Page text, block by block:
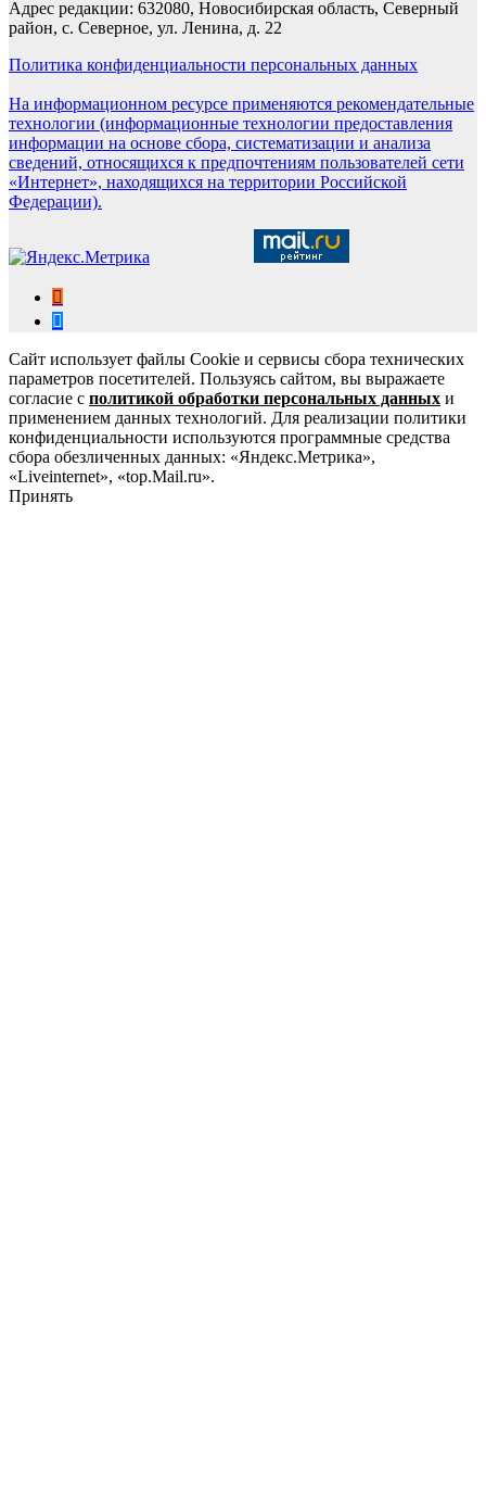
Адрес редакции: 632080, Новосибирская область, Северный
район, с. Северное, ул. Ленина, д. 22
Политика конфиденциальности персональных данных
На информационном ресурсе применяются рекомендательные
технологии (информационные технологии предоставления
информации на основе сбора, систематизации и анализа
сведений, относящихся к предпочтениям пользователей сети
«Интернет», находящихся на территории Российской
Федерации).
Сайт использует файлы Cookie и сервисы сбора технических
параметров посетителей. Пользуясь сайтом, вы выражаете
согласие с политикой обработки персональных данных и
применением данных технологий. Для реализации политики
конфиденциальности используются программные средства
сбора обезличенных данных: «Яндекс.Метрика»,
«Liveinternet», «top.Mail.ru».
Принять